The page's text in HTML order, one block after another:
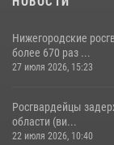
Нижегородские
более 670 раз ...
27 июля 2026, 15:23
Росгвардейцы
области (ви...
22 июля 2026, 10:40